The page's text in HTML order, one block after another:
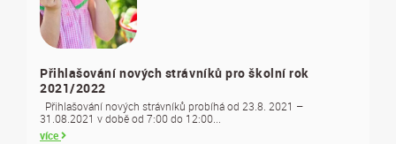
Přihlašování nových strávníků pro školní rok
2021/2022
Přihlašování nových strávníků probíhá od 23.8. 2021 –
31.08.2021 v době od 7:00 do 12:00...
více